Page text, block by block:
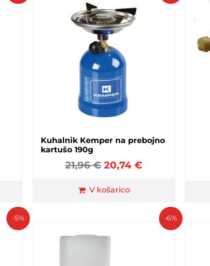
Kuhalnik Kemper na prebojno
kartušo 190g
21,96€20,74€
V košarico
-5% -6%